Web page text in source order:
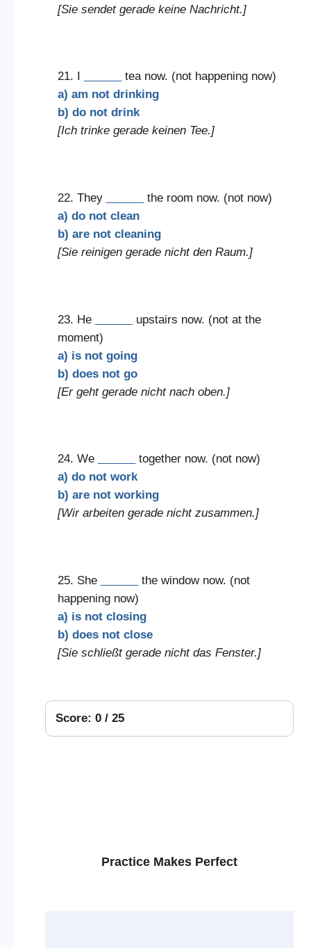
[Sie sendet gerade keine Nachricht.]
21. I
tea now. (not happening now)
a) am not drinking
b) do not drink
[Ich trinke gerade keinen Tee.]
22. They
the room now. (not now)
a) do not clean
b) are not cleaning
[Sie reinigen gerade nicht den Raum.]
23. He
upstairs now. (not at the
moment)
a) is not going
b) does not go
[Er geht gerade nicht nach oben.]
24. We
together now. (not now)
a) do not work
b) are not working
[Wir arbeiten gerade nicht zusammen.]
25. She
the window now. (not
happening now)
a) is not closing
b) does not close
[Sie schließt gerade nicht das Fenster.]
Score: 0 / 25
Practice Makes Perfect